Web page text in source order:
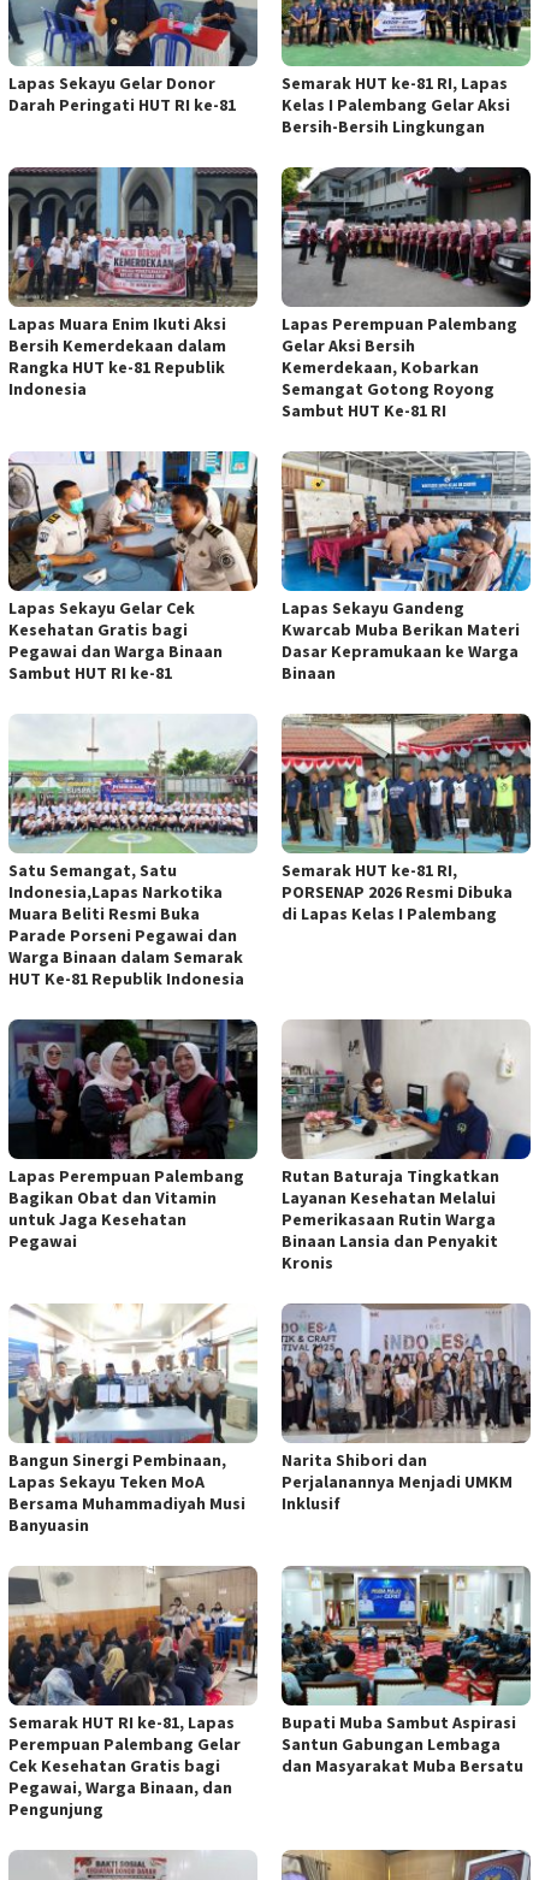
Lapas Sekayu Gelar Donor
Darah Peringati HUT RI ke-81
Semarak HUT ke-81 RI, Lapas
Kelas I Palembang Gelar Aksi
Bersih-Bersih Lingkungan
Lapas Muara Enim Ikuti Aksi
Bersih Kemerdekaan dalam
Rangka HUT ke-81 Republik
Indonesia
Lapas Perempuan Palembang
Gelar Aksi Bersih
Kemerdekaan, Kobarkan
Semangat Gotong Royong
Sambut HUT Ke-81 RI
Lapas Sekayu Gelar Cek
Kesehatan Gratis bagi
Pegawai dan Warga Binaan
Sambut HUT RI ke-81
Lapas Sekayu Gandeng
Kwarcab Muba Berikan Materi
Dasar Kepramukaan ke Warga
Binaan
Satu Semangat, Satu
Indonesia,Lapas Narkotika
Muara Beliti Resmi Buka
Parade Porseni Pegawai dan
Warga Binaan dalam Semarak
HUT Ke-81 Republik Indonesia
Semarak HUT ke-81 RI,
PORSENAP 2026 Resmi Dibuka
di Lapas Kelas I Palembang
Lapas Perempuan Palembang
Bagikan Obat dan Vitamin
untuk Jaga Kesehatan
Pegawai
Rutan Baturaja Tingkatkan
Layanan Kesehatan Melalui
Pemerikasaan Rutin Warga
Binaan Lansia dan Penyakit
Kronis
Bangun Sinergi Pembinaan,
Lapas Sekayu Teken MoA
Bersama Muhammadiyah Musi
Banyuasin
Narita Shibori dan
Perjalanannya Menjadi UMKM
Inklusif
Semarak HUT RI ke-81, Lapas
Perempuan Palembang Gelar
Cek Kesehatan Gratis bagi
Pegawai, Warga Binaan, dan
Pengunjung
Bupati Muba Sambut Aspirasi
Santun Gabungan Lembaga
dan Masyarakat Muba Bersatu